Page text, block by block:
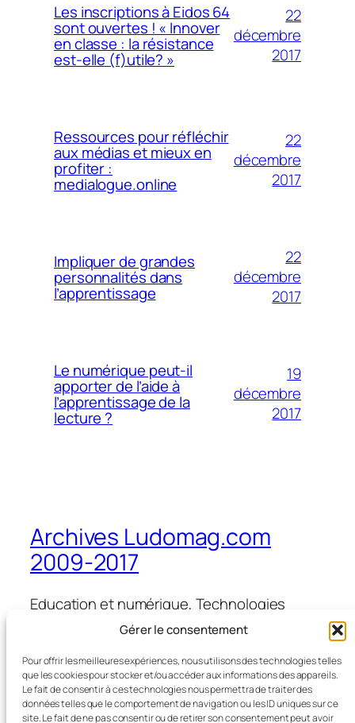
Gérer le consentement
Pour offrir les meilleures expériences, nous utilisons des technologies telles
que les cookies pour stocker et/ou accéder aux informations des appareils.
Le fait de consentir à ces technologies nous permettra de traiter des
données telles que le comportement de navigation ou les ID uniques sur ce
site. Le fait de ne pas consentir ou de retirer son consentement peut avoir
Les inscriptions à Eidos 64
sont ouvertes ! « Innover
en classe : la résistance
est-elle (f)utile? »
22
décembre
2017
Ressources pour réfléchir
aux médias et mieux en
profiter :
medialogue.online
22
décembre
2017
Impliquer de grandes
personnalités dans
l’apprentissage
22
décembre
2017
Le numérique peut-il
apporter de l’aide à
l’apprentissage de la
lecture ?
19
décembre
2017
Archives Ludomag.com
2009-2017
Education et numérique, Technologies
d'Apprentissage, e-learning, serious games,
et formation